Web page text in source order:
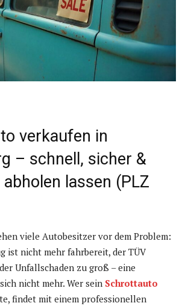
verkaufen in
– schnell, sicher &
lassen (PLZ
viele Autobesitzer vor dem Problem:
ist nicht mehr fahrbereit, der TÜV
Unfallschaden zu groß – eine
nicht mehr. Wer sein Schrottauto
findet mit einem professionellen